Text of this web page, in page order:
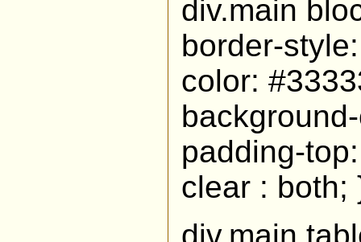
div.main
border-
color:
padding-
clear : both;